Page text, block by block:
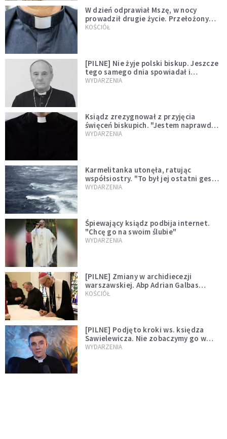
W dzień odprawiał Mszę, w nocy
prowadził drugie życie. Przełożony
kazał mu opuścić zakon
KOŚCIÓŁ
[PILNE] Nie żyje polski biskup. Jeszcze
tego samego dnia spowiadał i
sprawował Mszę świętą
WYDARZENIA
Ksiądz zrezygnował z przyjęcia
święceń biskupich. "Jestem naprawdę
niegodny"
WYDARZENIA
Karmelitanka utonęła, ratując
współsiostry. "To był jej ostatni gest
miłości"
WYDARZENIA
Śpiewający ksiądz podbija internet.
"Chcę go na swoim ślubie"
WYDARZENIA
[PILNE] Zmiany w archidiecezji
warszawskiej. Abp Adrian Galbas
wręczył dekrety nowym proboszczom
KOŚCIÓŁ
[PILNE] Podjęto kroki ws. księdza
Sawielewicza. Nie zobaczymy go w
mediach
WYDARZENIA